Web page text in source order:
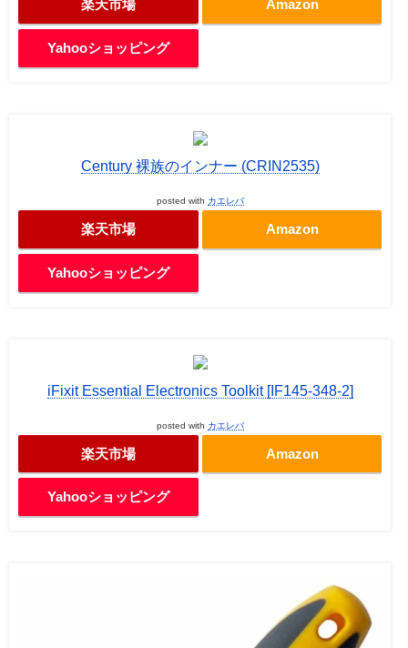
楽天市場 Amazon
Yahooショッピング
Century 裸族のインナー (CRIN2535)
posted with カエレバ
楽天市場 Amazon
Yahooショッピング
iFixit Essential Electronics Toolkit [IF145-348-2]
posted with カエレバ
楽天市場 Amazon
Yahooショッピング